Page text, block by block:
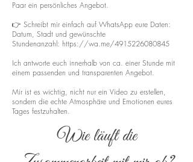
Paar ein persönliches Angebot.
👉 Schreibt mir einfach auf WhatsApp eure Daten:
Datum, Stadt und gewünschte
Stundenanzahl: https://wa.me/4915226080845
Ich antworte euch innerhalb von ca. einer Stunde mit
einem passenden und transparenten Angebot.
Mir ist es wichtig, nicht nur ein Video zu erstellen,
sondern die echte Atmosphäre und Emotionen eures
Tages festzuhalten.
Wie läuft die